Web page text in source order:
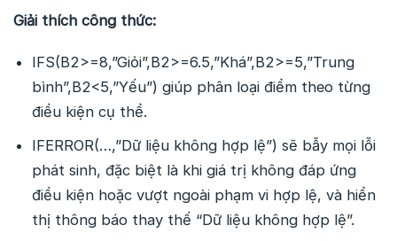
Giải thích công thức:
IFS(B2>=8,”Giỏi”,B2>=6.5,”Khá”,B2>=5,”Trung
bình”,B2<5,”Yếu”) giúp phân loại điểm theo từng
điều kiện cụ thể.
IFERROR(…,”Dữ liệu không hợp lệ”) sẽ bẫy mọi lỗi
phát sinh, đặc biệt là khi giá trị không đáp ứng
điều kiện hoặc vượt ngoài phạm vi hợp lệ, và hiển
thị thông báo thay thế “Dữ liệu không hợp lệ”.